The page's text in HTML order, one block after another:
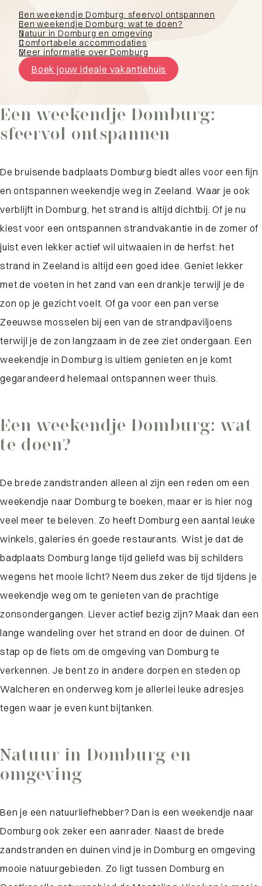
Een weekendje Domburg: sfeervol ontspannen
Een weekendje Domburg: wat te doen?
Natuur in Domburg en omgeving
Comfortabele accommodaties
Meer informatie over Domburg
Boek jouw ideale vakantiehuis
Een weekendje Domburg:
sfeervol ontspannen
De bruisende badplaats Domburg biedt alles voor een fijn
en ontspannen weekendje weg in Zeeland. Waar je ook
verblijft in Domburg, het strand is altijd dichtbij. Of je nu
kiest voor een ontspannen strandvakantie in de zomer of
juist even lekker actief wil uitwaaien in de herfst: het
strand in Zeeland is altijd een goed idee. Geniet lekker
met de voeten in het zand van een drankje terwijl je de
zon op je gezicht voelt. Of ga voor een pan verse
Zeeuwse mosselen bij een van de strandpaviljoens
terwijl je de zon langzaam in de zee ziet ondergaan. Een
weekendje in Domburg is ultiem genieten en je komt
gegarandeerd helemaal ontspannen weer thuis.
Een weekendje Domburg: wat
te doen?
De brede zandstranden alleen al zijn een reden om een
weekendje naar Domburg te boeken, maar er is hier nog
veel meer te beleven. Zo heeft Domburg een aantal leuke
winkels, galeries én goede restaurants. Wist je dat de
badplaats Domburg lange tijd geliefd was bij schilders
wegens het mooie licht? Neem dus zeker de tijd tijdens je
weekendje weg om te genieten van de prachtige
zonsondergangen. Liever actief bezig zijn? Maak dan een
lange wandeling over het strand en door de duinen. Of
stap op de fiets om de omgeving van Domburg te
verkennen. Je bent zo in andere dorpen en steden op
Walcheren en onderweg kom je allerlei leuke adresjes
tegen waar je even kunt bijtanken.
Natuur in Domburg en
omgeving
Ben je een natuurliefhebber? Dan is een weekendje naar
Domburg ook zeker een aanrader. Naast de brede
zandstranden en duinen vind je in Domburg en omgeving
mooie natuurgebieden. Zo ligt tussen Domburg en